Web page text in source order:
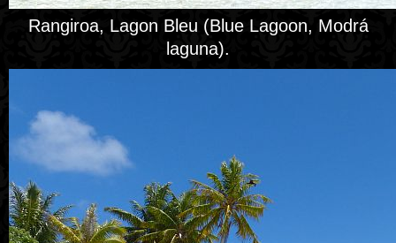
Rangiroa, Lagon Bleu (Blue Lagoon, Modrá
laguna).